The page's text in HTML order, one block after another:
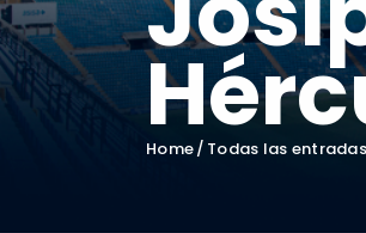
Home Todas las entradas